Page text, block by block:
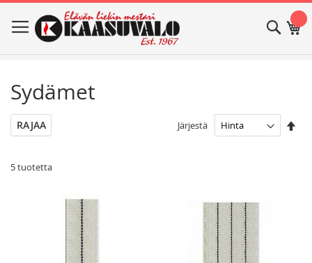
to
Content
Haku
Sydämet
5tuotetta
Järjestä
RAJAA